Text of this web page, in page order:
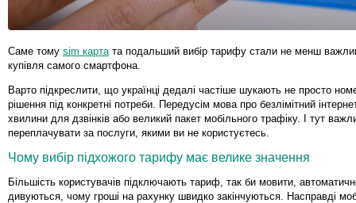
Саме тому sim карта та подальший вибір тарифу стали не менш
купівля самого смартфона.
Варто підкреслити, що українці дедалі частіше шукають не просто
рішення під конкретні потреби. Передусім мова про безлімітний
хвилини для дзвінків або великий пакет мобільного трафіку. І тут
переплачувати за послуги, якими ви не користуєтесь.
Чому вибір підхожого тарифу має велике значення
Більшість користувачів підключають тариф, так би мовити,
дивуються, чому гроші на рахунку швидко закінчуються. Насправді